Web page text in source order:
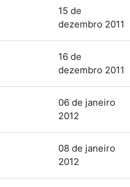
15 de
dezembro 2011
16 de
dezembro 2011
06 de janeiro
2012
08 de janeiro
2012